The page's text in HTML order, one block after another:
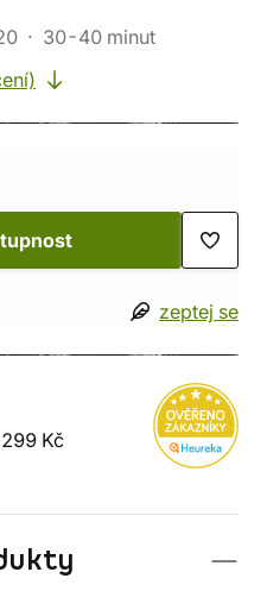
30-40 minut
zeptej se
Kč